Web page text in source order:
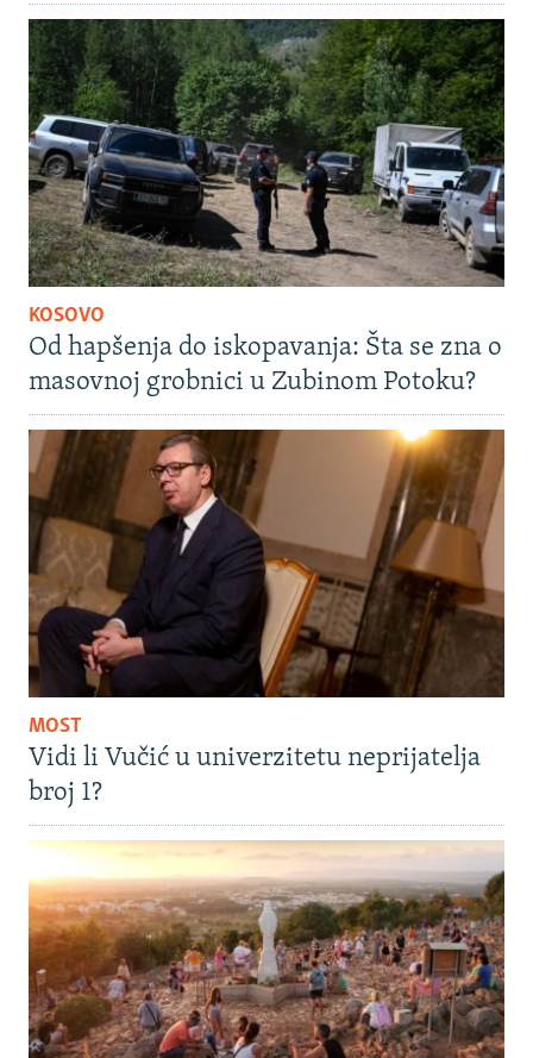
KOSOVO
Od hapšenja do iskopavanja: Šta se zna o
masovnoj grobnici u Zubinom Potoku?
MOST
Vidi li Vučić u univerzitetu neprijatelja
broj 1?